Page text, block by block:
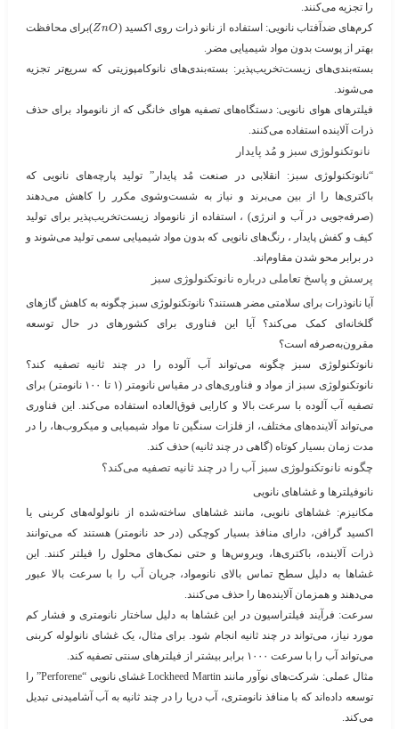
را تجزیه می‌کنند.
کرم‌های ضدآفتاب نانویی: استفاده از نانو ذرات روی اکسید (​ ZnO
​)برای محافظت
بهتر از پوست بدون مواد شیمیایی مضر.
بسته‌بندی‌های زیست‌تخریب‌پذیر: بسته‌بندی‌های نانوکامپوزیتی که سریع‌تر تجزیه
می‌شوند.
فیلترهای هوای نانویی: دستگاه‌های تصفیه هوای خانگی که از نانومواد برای حذف
ذرات آلاینده استفاده می‌کنند.
نانوتکنولوژی سبز و مُد پایدار
“نانوتکنولوژی سبز: انقلابی در صنعت مُد پایدار” تولید پارچه‌های نانویی که
باکتری‌ها را از بین می‌برند و نیاز به شست‌وشوی مکرر را کاهش می‌دهند
(صرفه‌جویی در آب و انرژی) ، استفاده از نانومواد زیست‌تخریب‌پذیر برای تولید
کیف و کفش پایدار ، رنگ‌های نانویی که بدون مواد شیمیایی سمی تولید می‌شوند و
در برابر محو شدن مقاوم‌اند.
پرسش و پاسخ تعاملی درباره نانوتکنولوژی سبز
آیا نانوذرات برای سلامتی مضر هستند؟ نانوتکنولوژی سبز چگونه به کاهش گازهای
گلخانه‌ای کمک می‌کند؟ آیا این فناوری برای کشورهای در حال توسعه
مقرون‌به‌صرفه است؟
نانوتکنولوژی سبز چگونه می‌تواند آب آلوده را در چند ثانیه تصفیه کند؟
نانوتکنولوژی سبز از مواد و فناوری‌های در مقیاس نانومتر (۱ تا ۱۰۰ نانومتر) برای
تصفیه آب آلوده با سرعت بالا و کارایی فوق‌العاده استفاده می‌کند. این فناوری
می‌تواند آلاینده‌های مختلف، از فلزات سنگین تا مواد شیمیایی و میکروب‌ها، را در
مدت زمان بسیار کوتاه (گاهی در چند ثانیه) حذف کند.
چگونه نانوتکنولوژی سبز آب را در چند ثانیه تصفیه می‌کند؟
نانوفیلترها و غشاهای نانویی
مکانیزم: غشاهای نانویی، مانند غشاهای ساخته‌شده از نانولوله‌های کربنی یا
اکسید گرافن، دارای منافذ بسیار کوچکی (در حد نانومتر) هستند که می‌توانند
ذرات آلاینده، باکتری‌ها، ویروس‌ها و حتی نمک‌های محلول را فیلتر کنند. این
غشاها به دلیل سطح تماس بالای نانومواد، جریان آب را با سرعت بالا عبور
می‌دهند و همزمان آلاینده‌ها را حذف می‌کنند.
سرعت: فرآیند فیلتراسیون در این غشاها به دلیل ساختار نانومتری و فشار کم
مورد نیاز، می‌تواند در چند ثانیه انجام شود. برای مثال، یک غشای نانولوله کربنی
می‌تواند آب را با سرعت ۱۰۰۰ برابر بیشتر از فیلترهای سنتی تصفیه کند.
مثال عملی: شرکت‌های نوآور مانندLockheed Martin
غشای نانویی “Perforene” را
توسعه داده‌اند که با منافذ نانومتری، آب دریا را در چند ثانیه به آب آشامیدنی تبدیل
می‌کند.